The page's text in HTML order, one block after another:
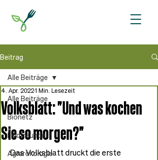
Beitrag
Alle Beiträge
Bionetz
Feldfreunde
Agrarökologie
Alle Beiträge
Volksblatt: "Und was kochen
Sie so morgen?"
4. Apr. 20221 Min. Lesezeit
Das Volksblatt druckt die erste